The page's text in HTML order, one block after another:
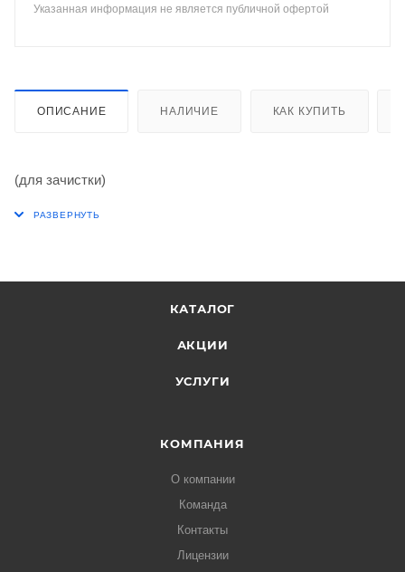
Указанная информация не является публичной офертой
ОПИСАНИЕ НАЛИЧИЕ КАК КУПИТЬ
(для зачистки)
КАТАЛОГ
АКЦИИ
УСЛУГИ
КОМПАНИЯ
О компании
Команда
Контакты
Лицензии